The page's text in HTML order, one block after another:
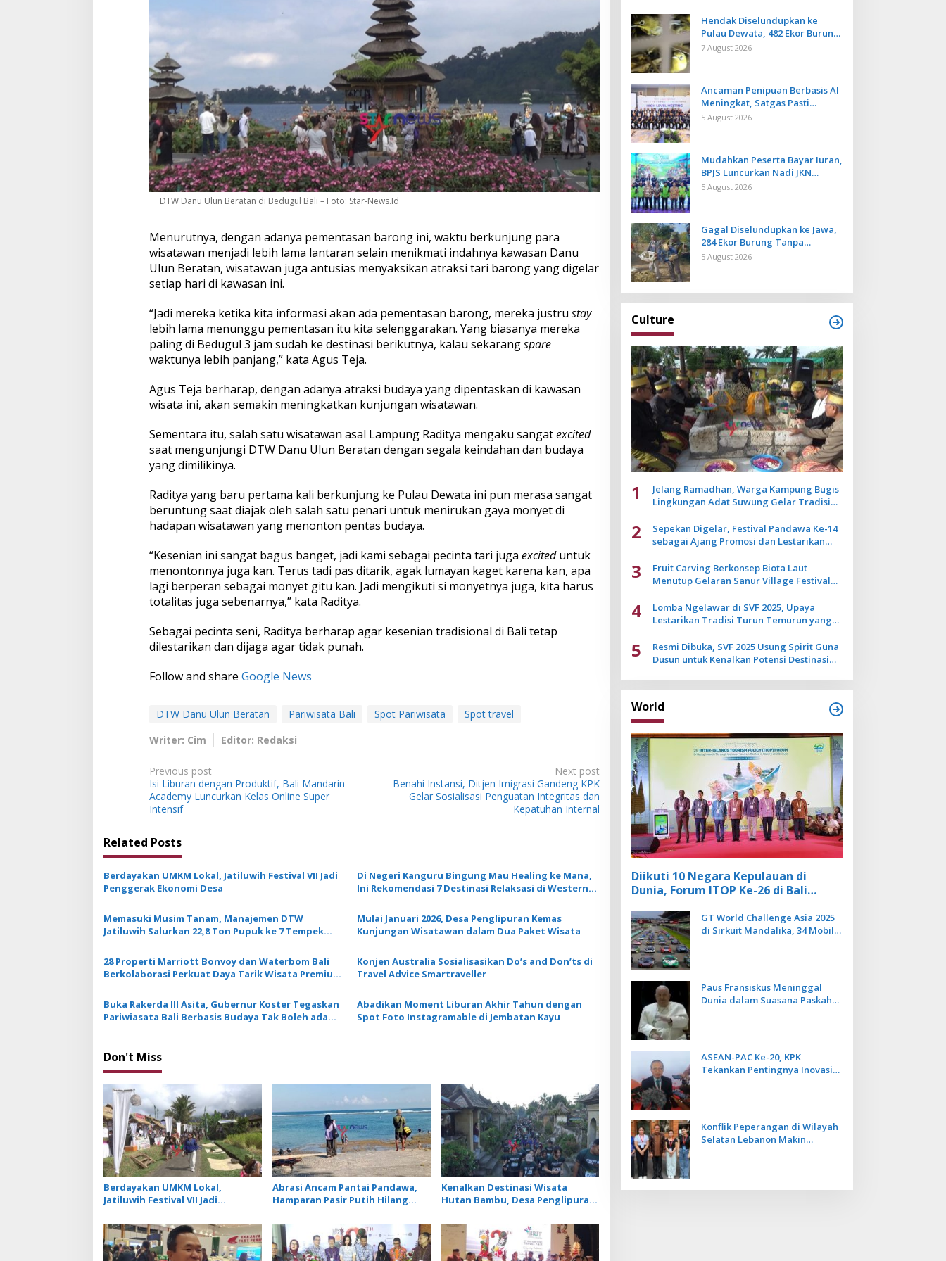
s
i
m
L
i
b
u
r
DTW Danu Ulun Beratan di Bedugul Bali – Foto: Star-News.Id
Menurutnya, dengan adanya pementasan barong ini, waktu berkunjung para
wisatawan menjadi lebih lama lantaran selain menikmati indahnya kawasan Danu
Ulun Beratan, wisatawan juga antusias menyaksikan atraksi tari barong yang digelar
setiap hari di kawasan ini.
“Jadi mereka ketika kita informasi akan ada pementasan barong, mereka justru stay
lebih lama menunggu pementasan itu kita selenggarakan. Yang biasanya mereka
paling di Bedugul 3 jam sudah ke destinasi berikutnya, kalau sekarangspare
waktunya lebih panjang,” kata Agus Teja.
Agus Teja berharap, dengan adanya atraksi budaya yang dipentaskan di kawasan
wisata ini, akan semakin meningkatkan kunjungan wisatawan.
Sementara itu, salah satu wisatawan asal Lampung Raditya mengaku sangatexcited
saat mengunjungi DTW Danu Ulun Beratan dengan segala keindahan dan budaya
yang dimilikinya.
Raditya yang baru pertama kali berkunjung ke Pulau Dewata ini pun merasa sangat
beruntung saat diajak oleh salah satu penari untuk menirukan gaya monyet di
hadapan wisatawan yang menonton pentas budaya.
“Kesenian ini sangat bagus banget, jadi kami sebagai pecinta tari juga exciteduntuk
menontonnya juga kan. Terus tadi pas ditarik, agak lumayan kaget karena kan, apa
lagi berperan sebagai monyet gitu kan. Jadi mengikuti si monyetnya juga, kita harus
totalitas juga sebenarnya,” kata Raditya.
Sebagai pecinta seni, Raditya berharap agar kesenian tradisional di Bali tetap
dilestarikan dan dijaga agar tidak punah.
Follow and share Google News
DTW Danu Ulun Beratan Pariwisata Bali Spot Pariwisata
Spot travel
Writer: Cim
Editor: Redaksi
P
o
s
t
n
a
v
i
g
a
t
o
Previous post
Isi Liburan dengan Produktif, Bali Mandarin
Academy Luncurkan Kelas Online Super
Intensif
Next post
Benahi Instansi, Ditjen Imigrasi Gandeng KPK
Gelar Sosialisasi Penguatan Integritas dan
Kepatuhan Internal
Related Posts
Berdayakan UMKM Lokal, Jatiluwih Festival VII Jadi
Penggerak Ekonomi Desa
Di Negeri Kanguru Bingung Mau Healing ke Mana,
Ini Rekomendasi 7 Destinasi Relaksasi di Western
Memasuki Musim Tanam, Manajemen DTW
Jatiluwih Salurkan 22,8 Ton Pupuk ke 7 Tempek
Mulai Januari 2026, Desa Penglipuran Kemas
Kunjungan Wisatawan dalam Dua Paket Wisata
28 Properti Marriott Bonvoy dan Waterbom Bali
Berkolaborasi Perkuat Daya Tarik Wisata Premium
Konjen Australia Sosialisasikan Do’s and Don’ts di
Travel Advice Smartraveller
Buka Rakerda III Asita, Gubernur Koster Tegaskan
Pariwiasata Bali Berbasis Budaya Tak Boleh ada
Abadikan Moment Liburan Akhir Tahun dengan
Spot Foto Instagramable di Jembatan Kayu
Don't Miss
Berdayakan UMKM Lokal,
Jatiluwih Festival VII Jadi
Abrasi Ancam Pantai Pandawa,
Hamparan Pasir Putih Hilang
Kenalkan Destinasi Wisata
Hutan Bambu, Desa Penglipuran
Penglipu Run 2026
Hendak Diselundupkan ke
Pulau Dewata, 482 Ekor Burung
dari NTB Diamankan Karantina
7 August 2026
Ancaman Penipuan Berbasis AI
Meningkat, Satgas Pasti
Perkuat Penindakan dan
5 August 2026
Mudahkan Peserta Bayar Iuran,
BPJS Luncurkan Nadi JKN
dengan Mekanisme Menabung
5 August 2026
Gagal Diselundupkan ke Jawa,
284 Ekor Burung Tanpa
Dokumen Dilepasliarkan Cegah
5 August 2026
Culture
1
Jelang Ramadhan, Warga Kampung Bugis
Lingkungan Adat Suwung Gelar Tradisi
2
Sepekan Digelar, Festival Pandawa Ke-14
sebagai Ajang Promosi dan Lestarikan
3
Fruit Carving Berkonsep Biota Laut
Menutup Gelaran Sanur Village Festival
4
Lomba Ngelawar di SVF 2025, Upaya
Lestarikan Tradisi Turun Temurun yang
5
Resmi Dibuka, SVF 2025 Usung Spirit Guna
Dusun untuk Kenalkan Potensi Destinasi
World
Diikuti 10 Negara Kepulauan di
Dunia, Forum ITOP Ke-26 di Bali
Berbasis Alam dan Budaya
GT World Challenge Asia 2025
di Sirkuit Mandalika, 34 Mobil
Paus Fransiskus Meninggal
Dunia dalam Suasana Paskah
ASEAN-PAC Ke-20, KPK
Tekankan Pentingnya Inovasi
Konflik Peperangan di Wilayah
Selatan Lebanon Makin